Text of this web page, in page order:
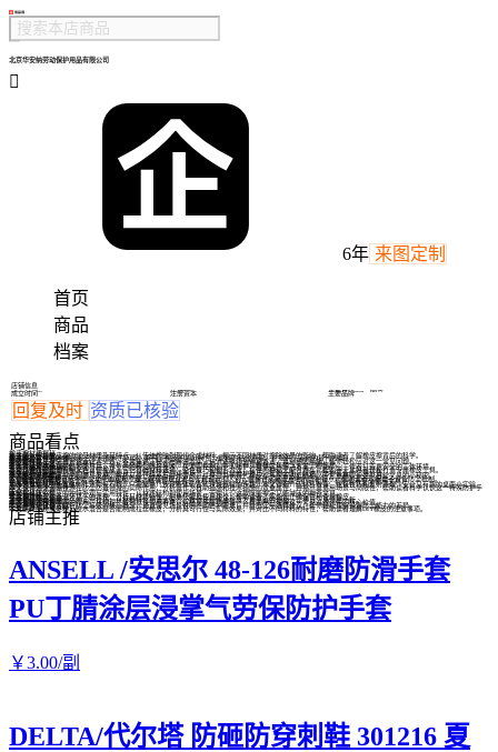
北京华安纳劳动保护用品有限公司

6年 来图定制
首页
商品
档案
店铺信息
2004-02-09
成立时间 500万元
注册资本 代尔塔、PIP、国产
主要品牌
回复及时 资质已核验
商品看点
橡皮擦材质揭秘
本文深入解析橡皮擦的常见材质及其特点，从传统橡胶到现代合成材料，揭示不同材质对擦除效果的影响，帮助读者了解橡皮擦背后的科学。
橡皮能粘塑料吗
本文解答了4B和2B橡皮是否能粘塑料的问题，解释了橡皮的成分特性与塑料的粘合原理，并提供了实用的替代方案。
橡皮擦后有色差咋整
磨砂塑料橡皮擦后出现色差让人头疼，本文提供三种实用解决方案：从清洁技巧到修复方法，再到预防措施，帮你轻松应对这一常见问题。
橡皮绝缘吗
本文探讨橡皮是否具有绝缘特性，分析其材质构成及实际应用中的表现，帮助读者理解橡皮在电气安全中的作用。
矿山防尘全攻略
本文系统介绍金属矿山地面与井下作业中的粉尘防控技术，从源头控制到个人防护，提供实用解决方案，帮助矿山工作者打造更安全的工作环境。
米色可塑橡皮DIY指南
本文详细介绍如何自制米色可塑橡皮，包括基础材料选择、染色技巧和塑形方法，提供两种粘土配方方案，帮助手工爱好者轻松打造专属橡皮工具。
硅胶口罩防尘指南
本文解析硅胶防尘口罩的特性与选购要点，从材质优势到适用场景，再到日常维护技巧，帮你全面了解这款防护装备的实用价值。
橡皮擦的进化史
本文追溯无柄橡皮擦的起源与发展，解析其设计特点与时代背景，并探讨为何现代橡皮擦多保留边框结构，带您重新认识这个日常文具的小秘密。
IP65防尘原理揭秘
本文解析IP65防护等级中防尘功能的实现原理，解释物理过滤与密封设计的区别，并探讨实际应用中的防护特点，帮助读者理解电子设备防尘机制。
PVC橡皮含邻苯吗
本文解答PVC橡皮是否含有邻苯二甲酸酯，喷酒精消毒后是否会迁移到纸上，以及消毒后的橡皮是否仍可使用，帮助读者安全使用文具。
长尾夹投石机DIY
用办公室常见的长尾夹制作迷你投石机，只需简单几步就能体验古代攻城器械的乐趣。本文详细介绍材料准备、组装技巧和发射原理，安全又有趣的桌面小实验。
泡沫滴漏能防尘防毒吗
本文探讨泡沫滴漏技术在防尘防毒领域的实际作用，分析其作为救助措施和技术措施的双重属性，并揭示其适用场景与局限性，帮助读者科学认识这一特殊防护手
段。
压缩橡皮什么样
本文揭秘压缩橡皮的独特外观与实用特性，从材质结构到使用场景，带你认识这款既能擦字又能减压的神奇文具。
橡皮怕热吗
本文探讨橡皮在高温环境下的表现，分析其材质特性、耐热极限及使用建议，帮助读者了解如何正确保管和使用橡皮。
拉丝橡皮怎么塑白
本文揭秘拉丝橡皮变白的实用技巧，从材料特性到清洁保养，教你轻松解决橡皮发黄变脏的烦恼，让学习工具焕然一新。
滤网棉的网有何用
本文揭秘滤网棉中网的作用，从物理拦截到延长使用寿命，解析其多层功能设计，帮助用户理解这一常见过滤元件的核心价值。
防尘等级小百科
本文用生活化语言解析防尘等级的核心概念，通过常见场景说明不同防护需求，并给出实用选择建议，帮你轻松理解设备防尘能力的差异。
面粉能做拉丝橡皮吗
本文探讨面粉或淀粉与胶水混合是否能制成拉丝橡皮，分析其可行性与实际效果，并对比不同材料的特性，帮助读者理解DIY橡皮的注意事项。
店铺主推
ANSELL /安思尔 48-126耐磨防滑手套
PU丁腈涂层浸掌气劳保防护手套
￥3.00/副
DELTA/代尔塔 防砸防穿刺鞋 301216 夏